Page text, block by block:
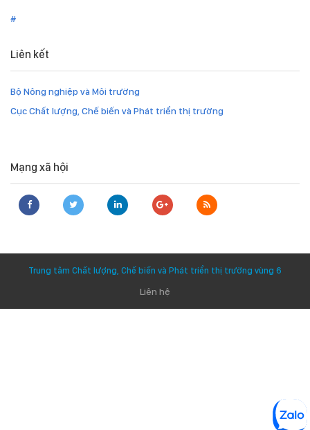
#
Liên kết
Bộ Nông nghiệp và Môi trường
Cục Chất lượng, Chế biến và Phát triển thị trường
Mạng xã hội
Trung tâm Chất lượng, Chế biến và Phát triển thị trường vùng 6
Liên hệ